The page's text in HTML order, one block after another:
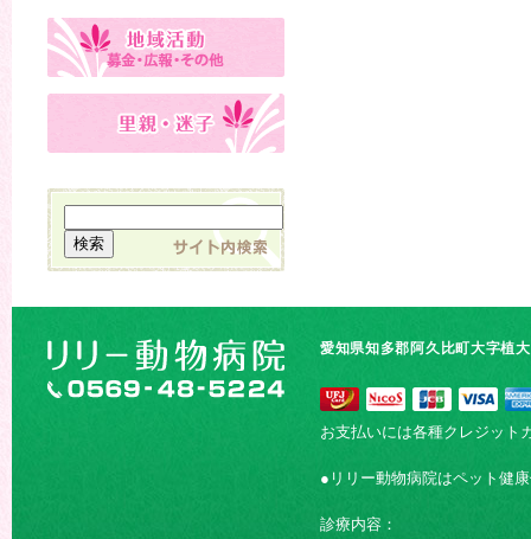
愛知県知多郡阿久比町大字植
お支払いには各種クレジット
●リリー動物病院はペット健
診療内容：